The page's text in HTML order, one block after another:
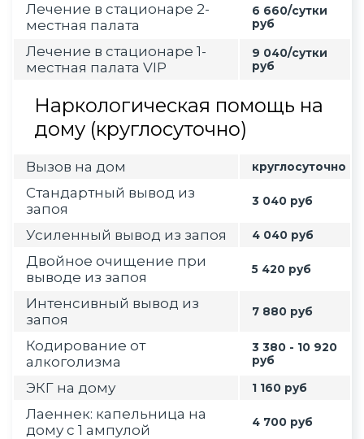
Лечение в стационаре 2-
местная палата
6 660/сутки
руб
Лечение в стационаре 1-
местная палата VIP
9 040/сутки
руб
Наркологическая помощь на
дому (круглосуточно)
Вызов на дом круглосуточно
Стандартный вывод из
запоя
3 040 руб
Усиленный вывод из запоя 4 040 руб
Двойное очищение при
выводе из запоя
5 420 руб
Интенсивный вывод из
запоя
7 880 руб
Кодирование от
алкоголизма
3 380 - 10 920
руб
ЭКГ на дому 1 160 руб
Лаеннек: капельница на
дому с 1 ампулой
4 700 руб